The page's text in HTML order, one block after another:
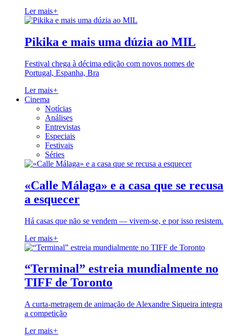
Ler mais+
Pikika e mais uma dúzia ao MIL
Festival chega à décima edição com novos nomes de
Portugal, Espanha, Bra
Ler mais+
Cinema
Notícias
Análises
Entrevistas
Especiais
Festivais
Séries
«Calle Málaga» e a casa que se recusa
a esquecer
Há casas que não se vendem — vivem-se, e por isso resistem.
Ler mais+
“Terminal” estreia mundialmente no
TIFF de Toronto
A curta-metragem de animação de Alexandre Siqueira integra
a competição
Ler mais+